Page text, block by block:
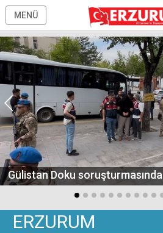
MENÜ
Gülistan Doku
ERZURUM